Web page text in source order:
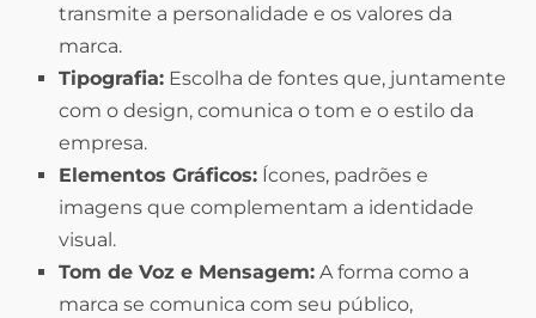
transmite a personalidade e os valores da
marca.
Tipografia: Escolha de fontes que, juntamente
com o design, comunica o tom e o estilo da
empresa.
Elementos Gráficos: Ícones, padrões e
imagens que complementam a identidade
visual.
Tom de Voz e Mensagem: A forma como a
marca se comunica com seu público,